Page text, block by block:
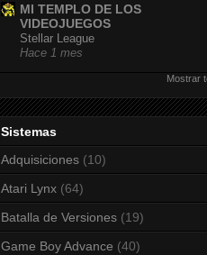
MI TEMPLO DE LOS
VIDEOJUEGOS
Stellar League
Hace 1 mes
Mostrar
Sistemas
Adquisiciones (10)
Atari Lynx (64)
Batalla de Versiones (19)
Game Boy Advance (40)